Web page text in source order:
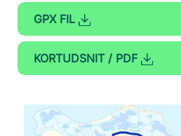
GPX FIL
KORTUDSNIT / PDF